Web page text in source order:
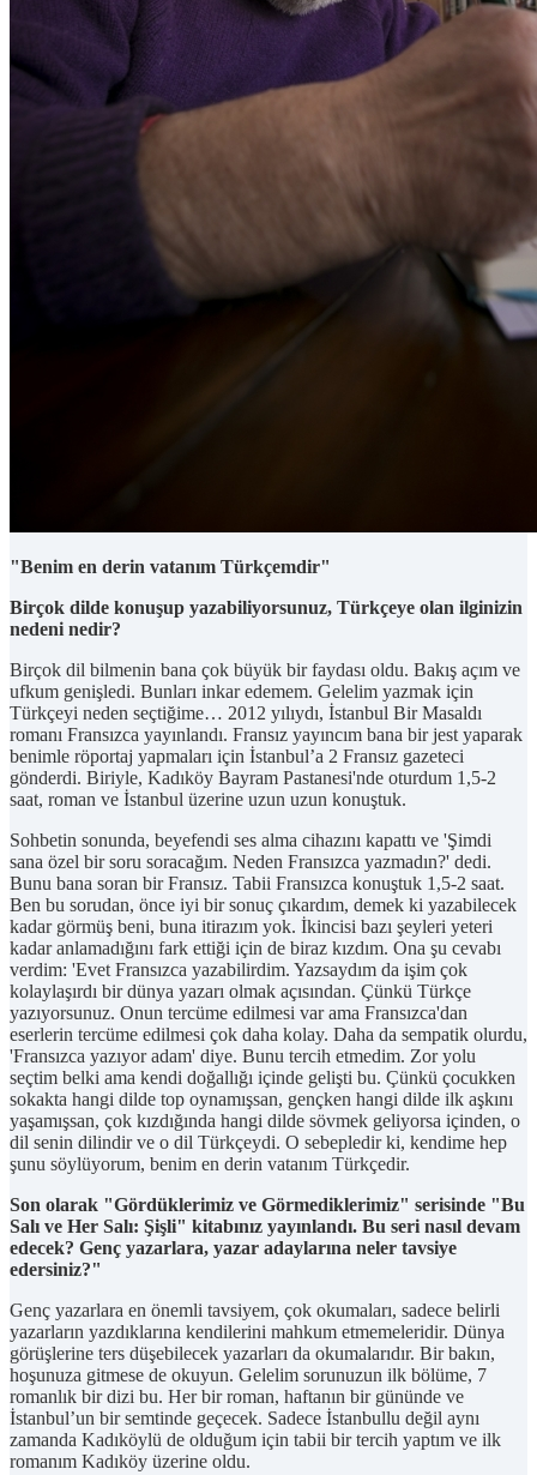
"Benim en derin vatanım Türkçemdir"
Birçok dilde konuşup yazabiliyorsunuz, Türkçeye olan ilginizin
nedeni nedir?
Birçok dil bilmenin bana çok büyük bir faydası oldu. Bakış açım ve
ufkum genişledi. Bunları inkar edemem. Gelelim yazmak için
Türkçeyi neden seçtiğime… 2012 yılıydı, İstanbul Bir Masaldı
romanı Fransızca yayınlandı. Fransız yayıncım bana bir jest yaparak
benimle röportaj yapmaları için İstanbul’a 2 Fransız gazeteci
gönderdi. Biriyle, Kadıköy Bayram Pastanesi'nde oturdum 1,5-2
saat, roman ve İstanbul üzerine uzun uzun konuştuk.
Sohbetin sonunda, beyefendi ses alma cihazını kapattı ve 'Şimdi
sana özel bir soru soracağım. Neden Fransızca yazmadın?' dedi.
Bunu bana soran bir Fransız. Tabii Fransızca konuştuk 1,5-2 saat.
Ben bu sorudan, önce iyi bir sonuç çıkardım, demek ki yazabilecek
kadar görmüş beni, buna itirazım yok. İkincisi bazı şeyleri yeteri
kadar anlamadığını fark ettiği için de biraz kızdım. Ona şu cevabı
verdim: 'Evet Fransızca yazabilirdim. Yazsaydım da işim çok
kolaylaşırdı bir dünya yazarı olmak açısından. Çünkü Türkçe
yazıyorsunuz. Onun tercüme edilmesi var ama Fransızca'dan
eserlerin tercüme edilmesi çok daha kolay. Daha da sempatik olurdu,
'Fransızca yazıyor adam' diye. Bunu tercih etmedim. Zor yolu
seçtim belki ama kendi doğallığı içinde gelişti bu. Çünkü çocukken
sokakta hangi dilde top oynamışsan, gençken hangi dilde ilk aşkını
yaşamışsan, çok kızdığında hangi dilde sövmek geliyorsa içinden, o
dil senin dilindir ve o dil Türkçeydi. O sebepledir ki, kendime hep
şunu söylüyorum, benim en derin vatanım Türkçedir.
Son olarak "Gördüklerimiz ve Görmediklerimiz" serisinde "Bu
Salı ve Her Salı: Şişli" kitabınız yayınlandı. Bu seri nasıl devam
edecek? Genç yazarlara, yazar adaylarına neler tavsiye
edersiniz?"
Genç yazarlara en önemli tavsiyem, çok okumaları, sadece belirli
yazarların yazdıklarına kendilerini mahkum etmemeleridir. Dünya
görüşlerine ters düşebilecek yazarları da okumalarıdır. Bir bakın,
hoşunuza gitmese de okuyun. Gelelim sorunuzun ilk bölüme, 7
romanlık bir dizi bu. Her bir roman, haftanın bir gününde ve
İstanbul’un bir semtinde geçecek. Sadece İstanbullu değil aynı
zamanda Kadıköylü de olduğum için tabii bir tercih yaptım ve ilk
romanım Kadıköy üzerine oldu.